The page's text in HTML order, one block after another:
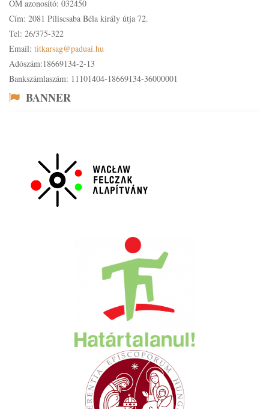
OM azonosító: 032450
Cím: 2081 Piliscsaba Béla király útja 72.
Tel: 26/375-322
Email: titkarsag@paduai.hu
Adószám:18669134-2-13
Bankszámlaszám: 11101404-18669134-36000001
BANNER